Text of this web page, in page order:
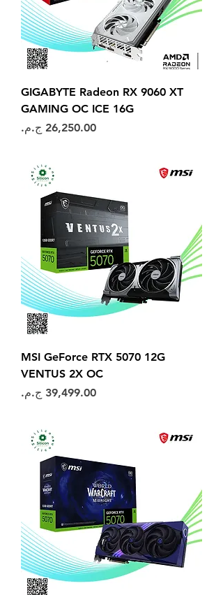
GIGABYTE Radeon RX 9060 XT
GAMING OC ICE 16G
السعر
MSI GeForce RTX 5070 12G
VENTUS 2X OC
السعر